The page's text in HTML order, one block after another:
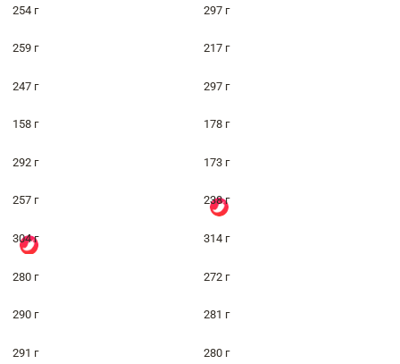
254 г 297 г
259 г 217 г
247 г 297 г
158 г 178 г
292 г 173 г
257 г 238 г
304 г 314 г
280 г 272 г
290 г 281 г
291 г 280 г